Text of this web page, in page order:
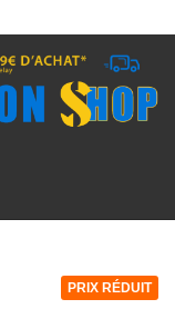
PRIX RÉDUIT